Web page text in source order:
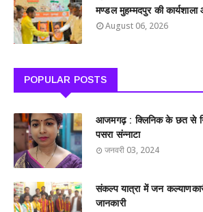
मण्डल मुहम्मदपुर की
August 06, 2026
POPULAR POSTS
आजमगढ़ : क्लिनिक के छत से
पसरा संन्नाटा
जनवरी 03, 2024
संकल्प यात्रा में जन
जानकारी